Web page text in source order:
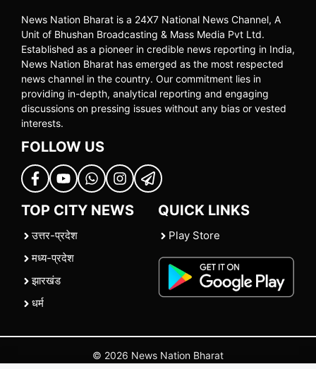
News Nation Bharat is a 24X7 National News Channel, A
Unit of Bhushan Broadcasting & Mass Media Pvt Ltd.
Established as a pioneer in credible news reporting in India,
News Nation Bharat has emerged as the most respected
news channel in the country. Our commitment lies in
providing in-depth, analytical reporting and engaging
discussions on pressing issues without any bias or vested
interests.
FOLLOW US
TOP CITY NEWS
उत्तर-प्रदेश
मध्य-प्रदेश
झारखंड
धर्म
QUICK LINKS
Play Store
© 2026 News Nation Bharat